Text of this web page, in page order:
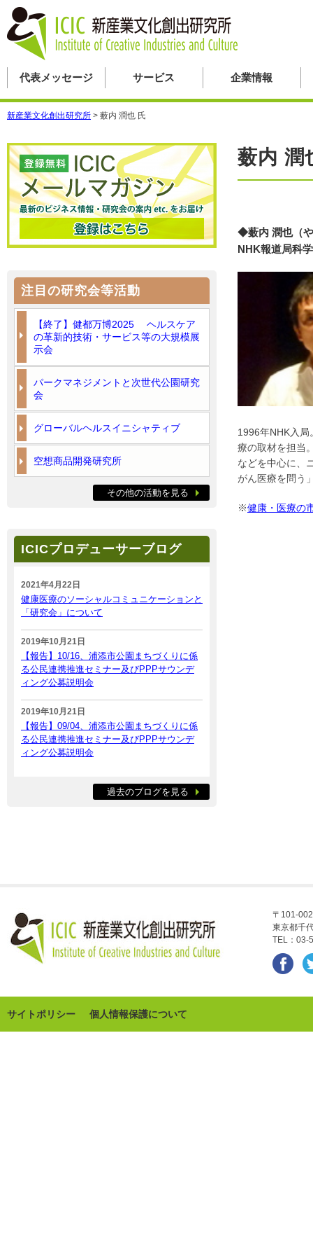
代表メッセージ サービス 企業情報
新産業文化創出研究所 > 薮内 潤也 氏
薮内 潤
◆薮内 潤也（
NHK報道局科
1996年NHK入
療の取材を担当
などを中心に、
がん医療を問う
※健康・医療の
注目の研究会等活動
【終了】健都万博2025 ヘルスケア
の革新的技術・サービス等の大規模展
示会
パークマネジメントと次世代公園研究
会
グローバルヘルスイニシャティブ
空想商品開発研究所
その他の活動を見る
ICICプロデューサーブログ
2021年4月22日
健康医療のソーシャルコミュニケーションと
「研究会」について
2019年10月21日
【報告】10/16、浦添市公園まちづくりに係
る公民連携推進セミナー及びPPPサウンデ
ィング公募説明会
2019年10月21日
【報告】09/04、浦添市公園まちづくりに係
る公民連携推進セミナー及びPPPサウンデ
ィング公募説明会
過去のブログを見る
〒101-
東京都千
TEL：
サイトポリシー 個人情報保護について